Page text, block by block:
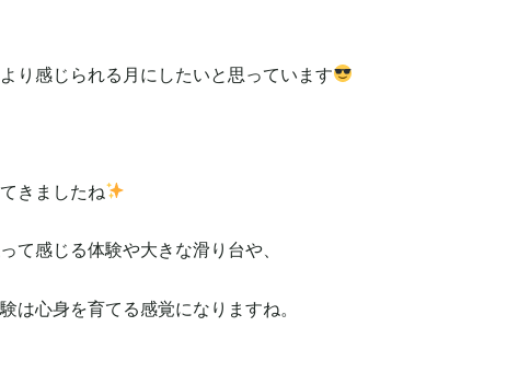
り感じられる月にしたいと思っています
きましたね
て感じる体験や大きな滑り台や、
は心身を育てる感覚になりますね。